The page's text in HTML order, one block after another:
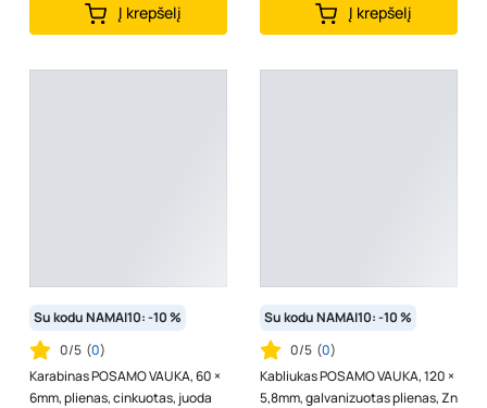
Į krepšelį Į krepšelį
Su kodu NAMAI10: -10 %
0/5 (0)
Karabinas POSAMO VAUKA, 60 ×
6mm, plienas, cinkuotas, juoda
Su kodu NAMAI10: -10 %
0/5 (0)
Kabliukas POSAMO VAUKA, 120 ×
5,8mm, galvanizuotas plienas, Zn